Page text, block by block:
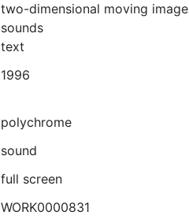
two-dimensional moving image
sounds
text
1996
polychrome
sound
full screen
WORK0000831